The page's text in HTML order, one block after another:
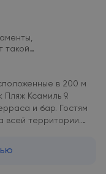
такой
в 200 м
Пляж Ксамиль 9.
и бар. Гостям
всей территории.
ванная комната и